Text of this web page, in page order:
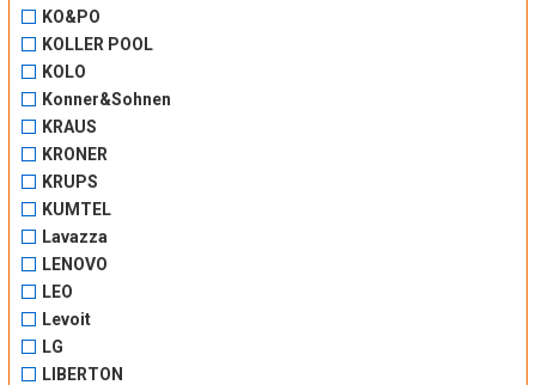
KO&PO
KOLLER POOL
KOLO
Konner&Sohnen
KRAUS
KRONER
KRUPS
KUMTEL
Lavazza
LENOVO
LEO
Levoit
LG
LIBERTON